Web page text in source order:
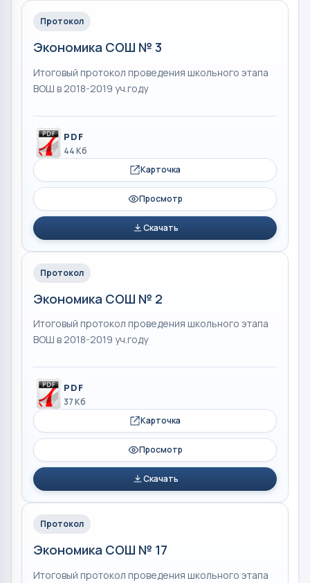
Протокол
Экономика СОШ № 3
Итоговый протокол проведения школьного этапа
ВОШ в 2018-2019 уч.году
PDF
44 Кб
Карточка
Просмотр
Скачать
Протокол
Экономика СОШ № 2
Итоговый протокол проведения школьного этапа
ВОШ в 2018-2019 уч.году
PDF
37 Кб
Карточка
Просмотр
Скачать
Протокол
Экономика СОШ № 17
Итоговый протокол проведения школьного этапа